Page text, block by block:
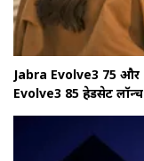
Jabra Evolve3 75 और
Evolve3 85 हेडसेट लॉन्च